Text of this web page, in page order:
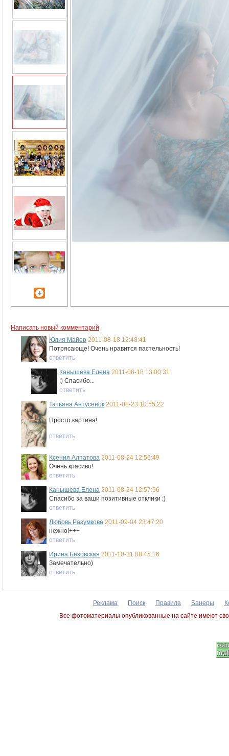
Написать новый комментарий
Юлия Майер 2011-08-18 12:48:41
Потрясающе! Очень нравится пастельность!
ответить
Канышева Елена 2011-08-18 13:00:31
:) Спасибо...
ответить
Татьяна Антусенок 2011-08-23 10:55:22
Просто картина!
ответить
Ксения Алпатова 2011-08-24 12:56:49
Очень красиво!
ответить
Канышева Елена 2011-08-24 12:57:56
Спасибо за ваши позитивные отклики :)
ответить
Любовь Разумкова 2011-09-04 23:47:20
нежно!+++
ответить
Ирина Безовская 2011-10-31 08:45:16
Замечательно)
ответить
Реклама Поиск Правила Банеры
Все фотоматериалы опубликованные на сайте имеют